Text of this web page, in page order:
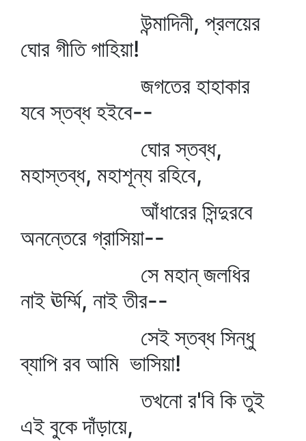
উন্মাদিনী, প্রলয়ের
ঘোর গীতি গাহিয়া!
জগতের হাহাকার
যবে স্তব্ধ হইবে--
ঘোর স্তব্ধ,
মহাস্তব্ধ, মহাশূন্য রহিবে,
আঁধারের সিন্দুরবে
অনন্তেরে গ্রাসিয়া--
সে মহান্‌ জলধির
নাই ঊর্ম্মি, নাই তীর--
সেই স্তব্ধ সিন্ধু
ব্যাপি রব আমি ভাসিয়া!
তখনো র'বি কি তুই
এই বুকে দাঁড়ায়ে,